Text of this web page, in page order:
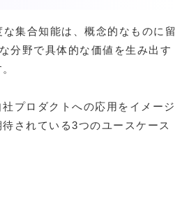
集合知能は、概念的なものに留
分野で具体的な価値を生み出す
プロダクトへの応用をイメージ
されている3つのユースケース